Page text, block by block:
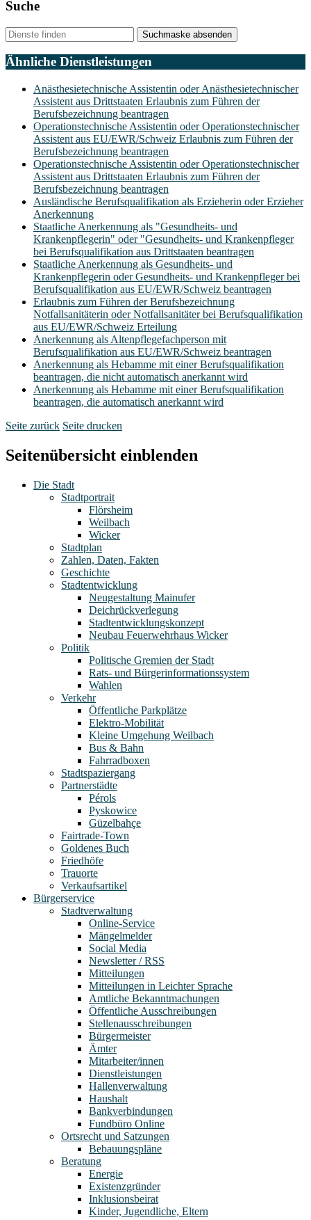
Suche
Suchmaske absenden
Ähnliche Dienstleistungen
Anästhesietechnische Assistentin oder Anästhesietechnischer
Assistent aus Drittstaaten Erlaubnis zum Führen der
Berufsbezeichnung beantragen
Operationstechnische Assistentin oder Operationstechnischer
Assistent aus EU/EWR/Schweiz Erlaubnis zum Führen der
Berufsbezeichnung beantragen
Operationstechnische Assistentin oder Operationstechnischer
Assistent aus Drittstaaten Erlaubnis zum Führen der
Berufsbezeichnung beantragen
Ausländische Berufsqualifikation als Erzieherin oder Erzieher
Anerkennung
Staatliche Anerkennung als "Gesundheits- und
Krankenpflegerin" oder "Gesundheits- und Krankenpfleger
bei Berufsqualifikation aus Drittstaaten beantragen
Staatliche Anerkennung als Gesundheits- und
Krankenpflegerin oder Gesundheits- und Krankenpfleger bei
Berufsqualifikation aus EU/EWR/Schweiz beantragen
Erlaubnis zum Führen der Berufsbezeichnung
Notfallsanitäterin oder Notfallsanitäter bei Berufsqualifikation
aus EU/EWR/Schweiz Erteilung
Anerkennung als Altenpflegefachperson mit
Berufsqualifikation aus EU/EWR/Schweiz beantragen
Anerkennung als Hebamme mit einer Berufsqualifikation
beantragen, die nicht automatisch anerkannt wird
Anerkennung als Hebamme mit einer Berufsqualifikation
beantragen, die automatisch anerkannt wird
Seite zurück Seite drucken
Seitenübersicht einblenden
Die Stadt
Stadtportrait
Flörsheim
Weilbach
Wicker
Stadtplan
Zahlen, Daten, Fakten
Geschichte
Stadtentwicklung
Neugestaltung Mainufer
Deichrückverlegung
Stadtentwicklungskonzept
Neubau Feuerwehrhaus Wicker
Politik
Politische Gremien der Stadt
Rats- und Bürgerinformationssystem
Wahlen
Verkehr
Öffentliche Parkplätze
Elektro-Mobilität
Kleine Umgehung Weilbach
Bus & Bahn
Fahrradboxen
Stadtspaziergang
Partnerstädte
Pérols
Pyskowice
Güzelbahçe
Fairtrade-Town
Goldenes Buch
Friedhöfe
Trauorte
Verkaufsartikel
Bürgerservice
Stadtverwaltung
Online-Service
Mängelmelder
Social Media
Newsletter / RSS
Mitteilungen
Mitteilungen in Leichter Sprache
Amtliche Bekanntmachungen
Öffentliche Ausschreibungen
Stellenausschreibungen
Bürgermeister
Ämter
Mitarbeiter/innen
Dienstleistungen
Hallenverwaltung
Haushalt
Bankverbindungen
Fundbüro Online
Ortsrecht und Satzungen
Bebauungspläne
Beratung
Energie
Existenzgründer
Inklusionsbeirat
Kinder, Jugendliche, Eltern